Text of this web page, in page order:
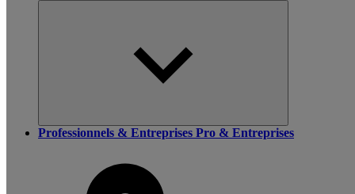
Professionnels & Entreprises Pro & Entreprises